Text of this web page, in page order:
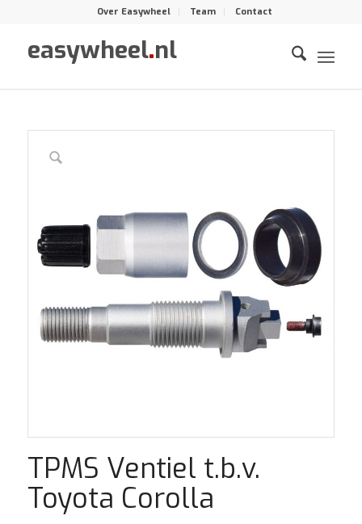
Over Easywheel Team Contact
easywheel.nl
TPMS Ventiel t.b.v.
Toyota Corolla